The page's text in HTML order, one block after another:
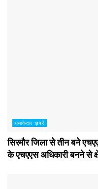
धमाकेदार ख़बरें
सिरमौर जिला से तीन बने
के एचएएस अधिकारी बनने से